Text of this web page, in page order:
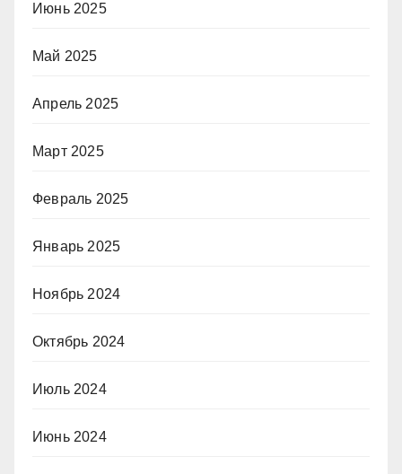
Июнь 2025
Май 2025
Апрель 2025
Март 2025
Февраль 2025
Январь 2025
Ноябрь 2024
Октябрь 2024
Июль 2024
Июнь 2024